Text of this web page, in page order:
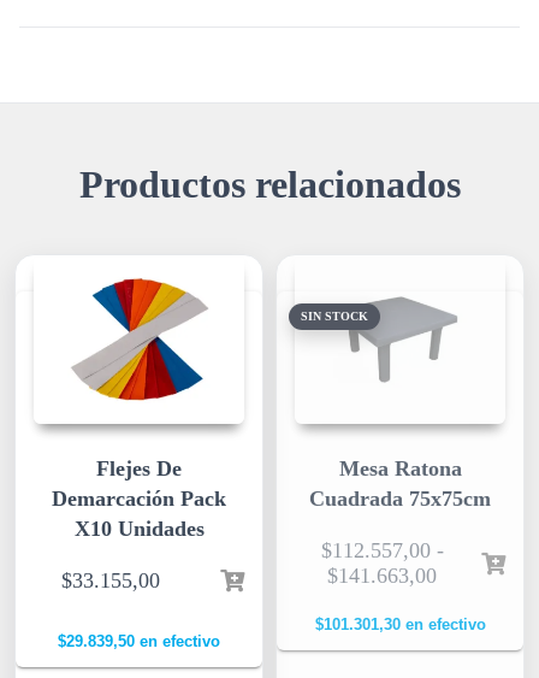
Productos relacionados
SIN STOCK
Mesa Ratona
Cuadrada 75x75cm
$112.557,00 -
$141.663,00
$101.301,30en efectivo
Flejes De
Demarcación Pack
X10 Unidades
$33.155,00
$29.839,50 en efectivo